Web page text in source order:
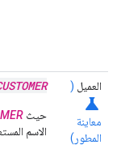
العميل (
science
معاينة
المطور)
حيث
الاسم